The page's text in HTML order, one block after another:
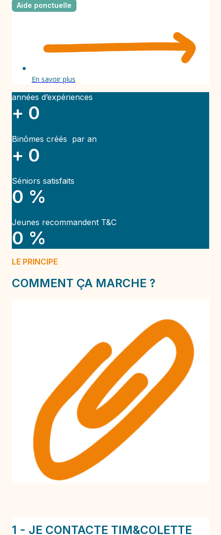
Aide ponctuelle
En savoir plus
années d’expériences
+ 0
Binômes créés par an
+ 0
Séniors satisfaits
0 %
Jeunes recommandent T&C
0 %
LE PRINCIPE
COMMENT ÇA MARCHE ?
1 - JE CONTACTE TIM&COLETTE